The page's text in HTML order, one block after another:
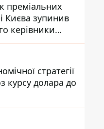
преміальних
Києва зупинив
керівники
- Bihus.info
стратегії
курсу долара до